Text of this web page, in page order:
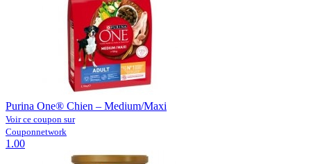
Purina One® Chien – Medium/Maxi
Voir ce coupon sur
Couponnetwork
1.00